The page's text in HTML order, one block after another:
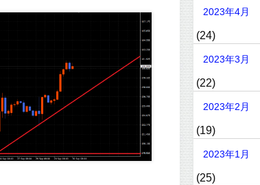
2023年4月
(24)
2023年3月
(22)
2023年2月
(19)
2023年1月
(25)